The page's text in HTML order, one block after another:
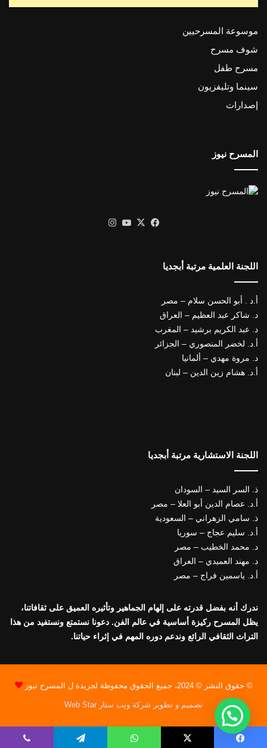
موسوعة المسرحيين
شوف مسرح
مسرح طفل
سينما وتليفزيون
إصدارات
المسرح نيوز
فيسبوك
X يوتيوب
اللجنة العلمية مرتبة أبجديا
أ.د . أبو الحسن سلام – مصر
د. شاكر عبد العظيم – العراق
د. عبد الكريم برشيد – المغرب
أ.د. لخضر المنصوري – الجزائر
د. مروة مهدي – ألمانيا
أ.د. هشام زين الدين – لبنان
اللجنة الاستشارية مرتبة أبجديا
ذ. السر السيد – السودان
أ.د. عصام الدين أبو العلا – مصر
ذ. سامي الزهراني – السعودية
أ.د. سليم عجاج – سوريا
د. محمد الخطيب – مصر
د. مهند العميدي – العراق
أ.د. ياسمين فراج – مصر
ندرك أنه بفضل قدرته على إلهام الجماهير وتأثيره العميق على ثقافاتنا،
يظل المسرح ركيزة أساسية في عالم الفن. دعونا نستمتع ونستفيد من هذا
التراث الثقافي الرائع وندعم دوره المهم في إثراء حياتنا.
© حقوق النشر © 2024، جميع الحقوق محفوظة لجريدة ل المسرح نيوز
تصميم و تطوير شركة ويب ستار Web Star